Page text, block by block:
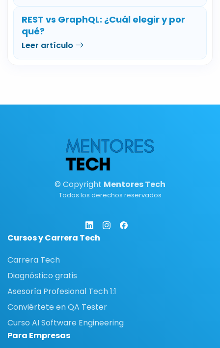
REST vs GraphQL: ¿Cuál elegir y por
qué?
Leer artículo
© Copyright Mentores Tech
Todos los derechos reservados
Cursos y Carrera Tech
Carrera Tech
Diagnóstico gratis
Asesoría Profesional Tech 1:1
Conviértete en QA Tester
Curso AI Software Engineering
Para Empresas